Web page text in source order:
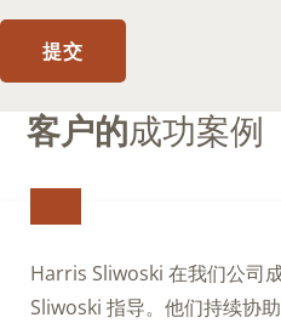
client
relationship
not
formed
enter
into
提交
客户的成功案例
Harris Sliwoski 在我们公司
Sliwoski 指导。他们持续协